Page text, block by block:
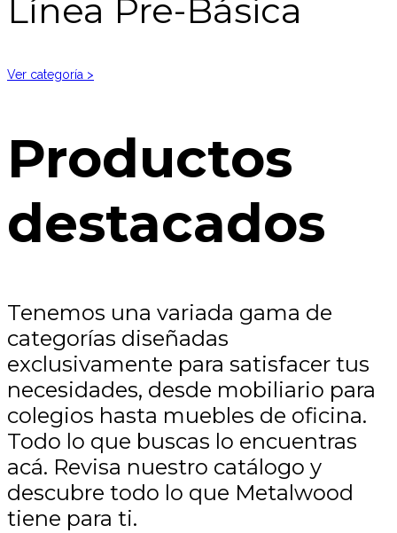
Línea Pre-Básica
Ver categoría >
Productos
destacados
Tenemos una variada gama de
categorías diseñadas
exclusivamente para satisfacer tus
necesidades, desde mobiliario para
colegios hasta muebles de oficina.
Todo lo que buscas lo encuentras
acá. Revisa nuestro catálogo y
descubre todo lo que Metalwood
tiene para ti.